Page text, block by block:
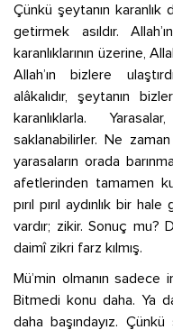
Çünkü şeytanın karanlık
getirmek asıldır.
karanlıklarının üzerine,
Allah’ın bizlere
alâkalıdır, şeytanın
karanlıklarla.
saklanabilirler. Ne zaman
yarasaların orada
afetlerinden tamamen
pırıl pırıl aydınlık bir
vardır; zikir. Sonuç mu?
daimî zikri farz kılmış.
Mü’min olmanın
Bitmedi konu daha. Ya
daha başındayız.